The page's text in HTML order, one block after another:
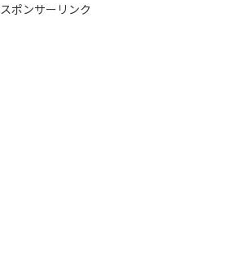
スポンサーリンク